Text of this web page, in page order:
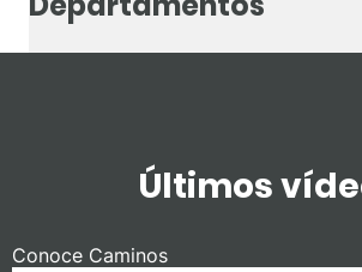
Últimos
Conoce Caminos